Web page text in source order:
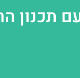
תכנון